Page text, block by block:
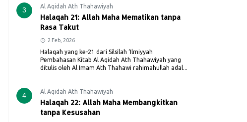
3 Al Aqidah Ath Thahawiyah
Halaqah 21: Allah Maha Mematikan tanpa
Rasa Takut
2 Feb, 2026
Halaqah yang ke-21 dari Silsilah ‘Ilmiyyah
Pembahasan Kitab Al Aqidah Ath Thahawiyah yang
ditulis oleh Al Imam Ath Thahawi rahimahullah adal...
4 Al Aqidah Ath Thahawiyah
Halaqah 22: Allah Maha Membangkitkan
tanpa Kesusahan